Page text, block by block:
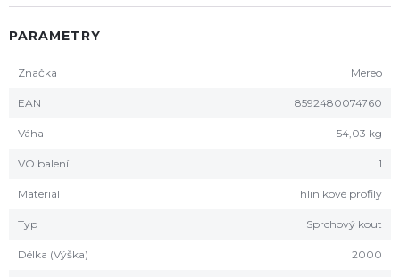
PARAMETRY
Značka Mereo
EAN 8592480074760
Váha 54,03 kg
VO balení 1
Materiál hliníkové profily
Typ Sprchový kout
Délka (Výška) 2000